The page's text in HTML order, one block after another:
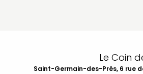
Le Coin
Saint-Germain-des-Prés, 6 rue